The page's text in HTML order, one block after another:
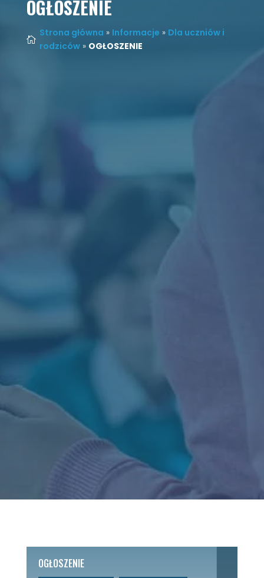
OGŁOSZENIE

Strona główna » Informacje » Dla uczniów i
rodziców» OGŁOSZENIE
OGŁOSZENIE